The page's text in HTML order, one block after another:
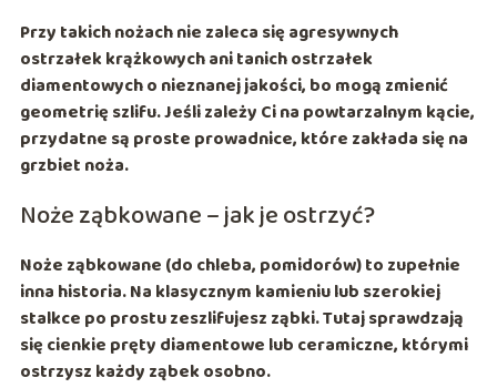
Przy takich nożach nie zaleca się agresywnych
ostrzałek krążkowych ani tanich ostrzałek
diamentowych o nieznanej jakości, bo mogą zmienić
geometrię szlifu. Jeśli zależy Ci na powtarzalnym kącie,
przydatne są proste prowadnice, które zakłada się na
grzbiet noża.
Noże ząbkowane – jak je ostrzyć?
Noże ząbkowane (do chleba, pomidorów) to zupełnie
inna historia. Na klasycznym kamieniu lub szerokiej
stalkce po prostu zeszlifujesz ząbki. Tutaj sprawdzają
się cienkie pręty diamentowe lub ceramiczne, którymi
ostrzysz każdy ząbek osobno.